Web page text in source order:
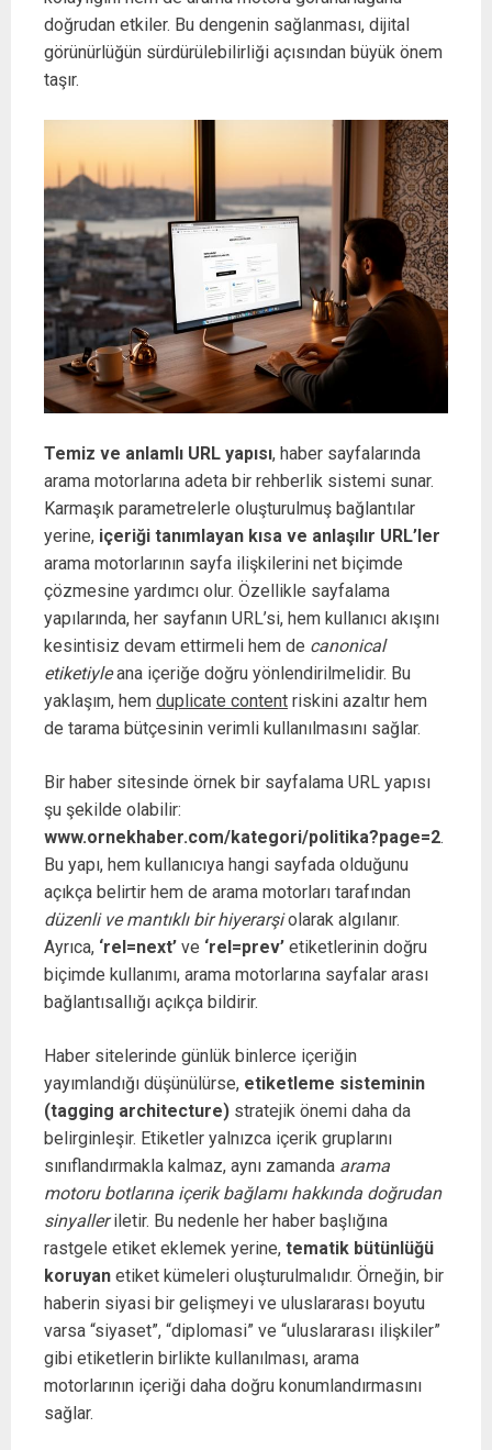
doğrudan etkiler. Bu dengenin sağlanması, dijital
görünürlüğün sürdürülebilirliği açısından büyük önem
taşır.
Temiz ve anlamlı URL yapısı, haber sayfalarında
arama motorlarına adeta bir rehberlik sistemi sunar.
Karmaşık parametrelerle oluşturulmuş bağlantılar
yerine, içeriği tanımlayan kısa ve anlaşılır URL’ler
arama motorlarının sayfa ilişkilerini net biçimde
çözmesine yardımcı olur. Özellikle sayfalama
yapılarında, her sayfanın URL’si, hem kullanıcı akışını
kesintisiz devam ettirmeli hem de canonical
etiketiyleana içeriğe doğru yönlendirilmelidir. Bu
yaklaşım, hem duplicate content riskini azaltır hem
de tarama bütçesinin verimli kullanılmasını sağlar.
Bir haber sitesinde örnek bir sayfalama URL yapısı
şu şekilde olabilir:
www.ornekhaber.com/kategori/politika?page=2.
Bu yapı, hem kullanıcıya hangi sayfada olduğunu
açıkça belirtir hem de arama motorları tarafından
düzenli ve mantıklı bir hiyerarşiolarak algılanır.
Ayrıca, ‘rel=next’ ve ‘rel=prev’ etiketlerinin doğru
biçimde kullanımı, arama motorlarına sayfalar arası
bağlantısallığı açıkça bildirir.
Haber sitelerinde günlük binlerce içeriğin
yayımlandığı düşünülürse, etiketleme sisteminin
(tagging architecture) stratejik önemi daha da
belirginleşir. Etiketler yalnızca içerik gruplarını
sınıflandırmakla kalmaz, aynı zamanda arama
motoru botlarına içerik bağlamı hakkında doğrudan
sinyalleriletir. Bu nedenle her haber başlığına
rastgele etiket eklemek yerine, tematik bütünlüğü
koruyan etiket kümeleri oluşturulmalıdır. Örneğin, bir
haberin siyasi bir gelişmeyi ve uluslararası boyutu
varsa “siyaset”, “diplomasi” ve “uluslararası ilişkiler”
gibi etiketlerin birlikte kullanılması, arama
motorlarının içeriği daha doğru konumlandırmasını
sağlar.